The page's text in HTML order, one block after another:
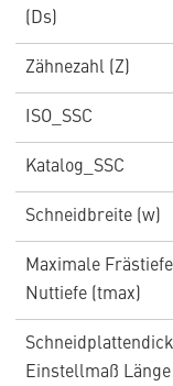
(Ds)
Zähnezahl (Z)
ISO_SSC
Katalog_SSC
Schneidbreite (w)
Maximale
Nuttiefe (tmax)
Einstellmaß Länge